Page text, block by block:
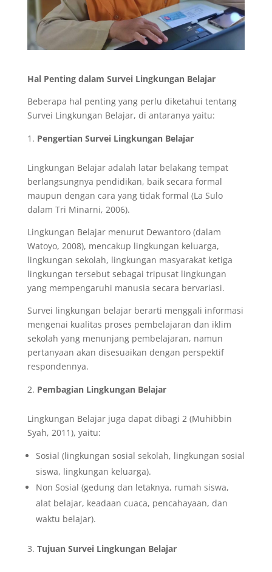
Hal Penting dalam Survei Lingkungan Belajar
Beberapa hal penting yang perlu diketahui tentang
Survei Lingkungan Belajar, di antaranya yaitu:
Pengertian Survei Lingkungan Belajar
Lingkungan Belajar adalah latar belakang tempat
berlangsungnya pendidikan, baik secara formal
maupun dengan cara yang tidak formal (La Sulo
dalam Tri Minarni, 2006).
Lingkungan Belajar menurut Dewantoro (dalam
Watoyo, 2008), mencakup lingkungan keluarga,
lingkungan sekolah, lingkungan masyarakat ketiga
lingkungan tersebut sebagai tripusat lingkungan
yang mempengaruhi manusia secara bervariasi.
Survei lingkungan belajar berarti menggali informasi
mengenai kualitas proses pembelajaran dan iklim
sekolah yang menunjang pembelajaran, namun
pertanyaan akan disesuaikan dengan perspektif
respondennya.
Pembagian Lingkungan Belajar
Lingkungan Belajar juga dapat dibagi 2 (Muhibbin
Syah, 2011), yaitu:
Sosial (lingkungan sosial sekolah, lingkungan sosial
siswa, lingkungan keluarga).
Non Sosial (gedung dan letaknya, rumah siswa,
alat belajar, keadaan cuaca, pencahayaan, dan
waktu belajar).
Tujuan Survei Lingkungan Belajar